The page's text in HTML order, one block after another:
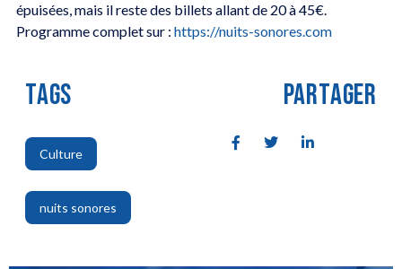
épuisées, mais il reste des billets allant de 20 à 45€.
Programme complet sur : https://nuits-sonores.com
TAGS
Culture
,
nuits sonores
PARTAGER